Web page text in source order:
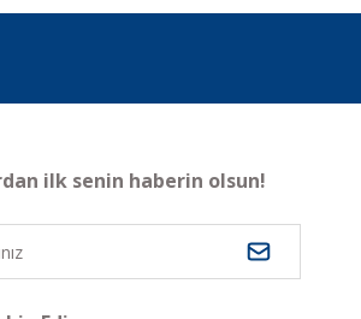
ilk senin haberin olsun!